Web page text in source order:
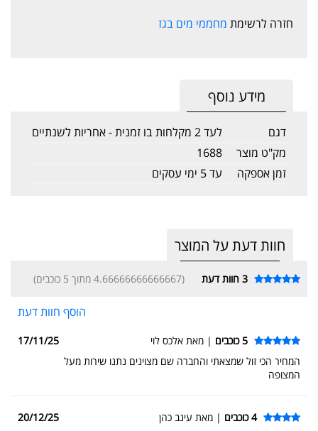
חזרה לרשימת מחממי מים בגז
מידע נוסף
דגם
לעד 2 מקלחות בו זמנית - אחריות לשנתיים
מק"ט מוצר
1688
זמן אספקה
עד 5 ימי עסקים
חוות דעת על המוצר
3 חוות דעת (4.66666666666667 מתוך 5 כוכבים)
הוסף חוות דעת
5 כוכבים | מאת אלכס לוי
17/11/25
המחיר הכי זול שמצאתי והחברה שם מצוינים נתנו שירות מעל
המצופה
4 כוכבים | מאת עינב כהן 20/12/25